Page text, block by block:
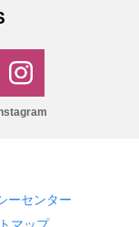
ーセンター
マップ